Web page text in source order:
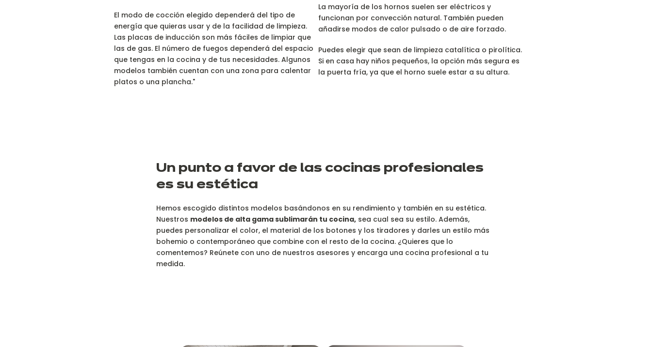
El modo de cocción elegido dependerá del tipo de
energía que quieras usar y de la facilidad de limpieza.
Las placas de inducción son más fáciles de limpiar que
las de gas. El número de fuegos dependerá del espacio
que tengas en la cocina y de tus necesidades. Algunos
modelos también cuentan con una zona para calentar
platos o una plancha."
La mayoría de los hornos suelen ser eléctricos y
funcionan por convección natural. También pueden
añadirse modos de calor pulsado o de aire forzado.
Puedes elegir que sean de limpieza catalítica o pirolítica.
Si en casa hay niños pequeños, la opción más segura es
la puerta fría, ya que el horno suele estar a su altura.
Un punto a favor de las cocinas profesionales
es su estética
Hemos escogido distintos modelos basándonos en su rendimiento y también en su estética.
Nuestros modelos de alta gama sublimarán tu cocina, sea cual sea su estilo. Además,
puedes personalizar el color, el material de los botones y los tiradores y darles un estilo más
bohemio o contemporáneo que combine con el resto de la cocina. ¿Quieres que lo
comentemos? Reúnete con uno de nuestros asesores y encarga una cocina profesional a tu
medida.